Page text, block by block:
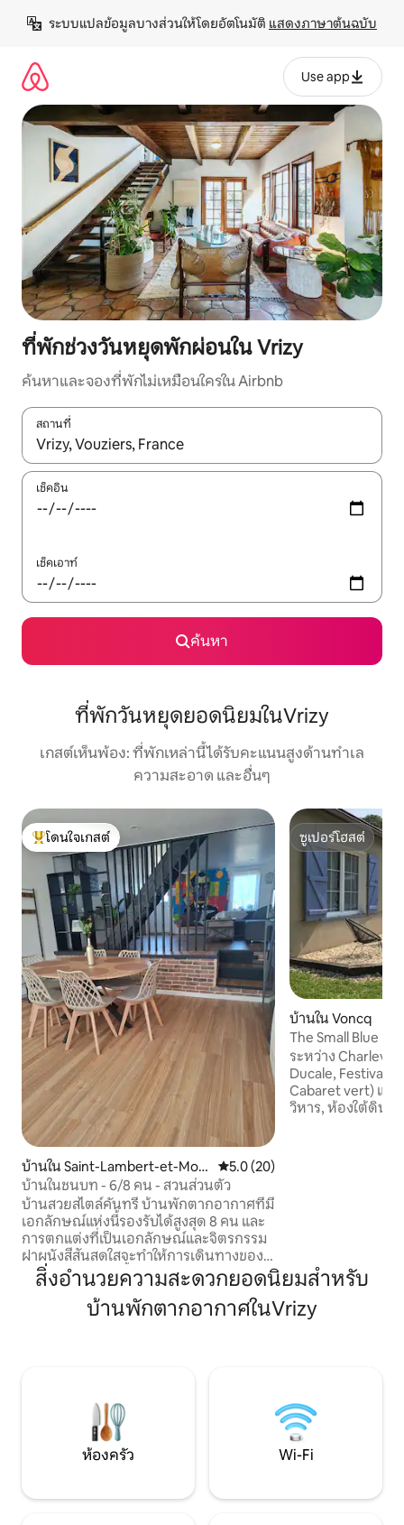
เนื้อหา
ระบบแปลข้อมูลบางส่วนให้โดยอัตโนมัติ แสดงภาษาต้นฉบับ
Use app
ที่พักช่วงวันหยุดพักผ่อนใน Vrizy
ค้นหาและจองที่พักไม่เหมือนใครใน Airbnb
สถานที่
ใช้ลูกศรขึ้นลง หรือใช้การสัมผัสหรือปัด เพื่อสำรวจผลการค้นหา
เช็คอิน
เช็คเอาท์
ค้นหา
ที่พักวันหยุดยอดนิยมในVrizy
เกสต์เห็นพ้อง: ที่พักเหล่านี้ได้รับคะแนนสูงด้านทำเล
ความสะอาด และอื่นๆ
โดนใจเกสต์ที่สุด
โดนใจเกสต์
บ้านใน Saint-Lambert-et-Mon
t-de-Jeux
คะแนนเฉลี่ย 5.0 จาก 5, 20 รีวิว
5.0 (20)
บ้านในชนบท - 6/8 คน - สวนส่วนตัว
บ้านสวยสไตล์คันทรี บ้านพักตากอากาศที่มี
เอกลักษณ์แห่งนี้รองรับได้สูงสุด 8 คน และ
การตกแต่งที่เป็นเอกลักษณ์และจิตรกรรม
ฝาผนังสีสันสดใสจะทำให้การเดินทางของ
คุณมีเอกลักษณ์ ​ชั้นล่าง: ห้องครัวขนาด 23
ตารางเมตรและห้องนั่งเล่นขนาด 25 ตาราง
เมตรที่สว่างไสว ชั้นบน: ห้องนอนที่อบอุ่น 3
30 ตร.ม. ไม่มีใครมองเห็น มีบาร์บีคิวและโต๊ะ
ซูเปอร์โฮสต์
ซูเปอร์โฮสต์
บ้านใน Voncq
The Small Blue
Accommodation
ระหว่าง
Ducale, Festival
Cabaret vert) และ
วิหาร, ห้องใต้ดินข
fb.me/
สิ่งอำนวยความสะดวกยอดนิยมสำหรับ
บ้านพักตากอากาศในVrizy
ห้องครัว Wi-Fi